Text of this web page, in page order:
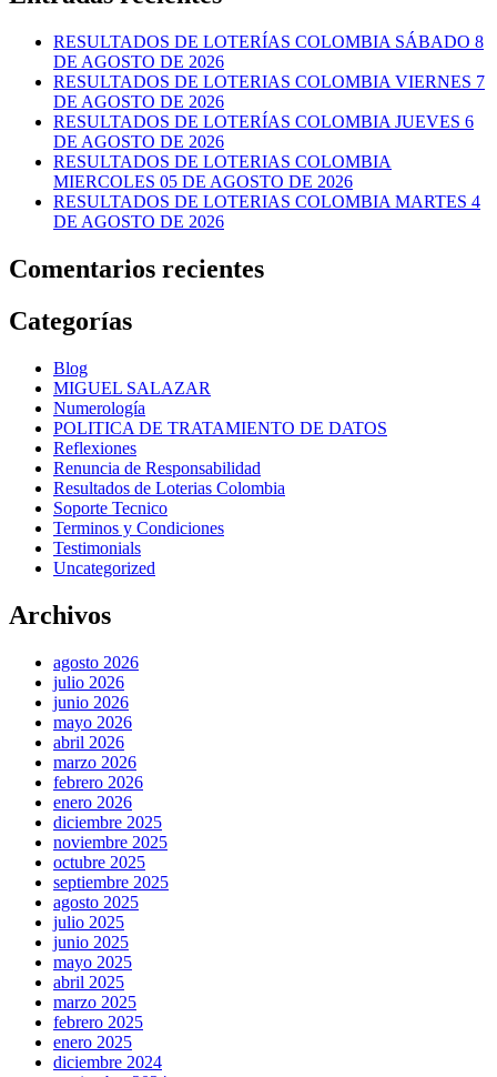
RESULTADOS DE LOTERÍAS COLOMBIA SÁBADO 8
DE AGOSTO DE 2026
RESULTADOS DE LOTERIAS COLOMBIA VIERNES 7
DE AGOSTO DE 2026
RESULTADOS DE LOTERÍAS COLOMBIA JUEVES 6
DE AGOSTO DE 2026
RESULTADOS DE LOTERIAS COLOMBIA
MIERCOLES 05 DE AGOSTO DE 2026
RESULTADOS DE LOTERIAS COLOMBIA MARTES 4
DE AGOSTO DE 2026
Comentarios recientes
Categorías
Blog
MIGUEL SALAZAR
Numerología
POLITICA DE TRATAMIENTO DE DATOS
Reflexiones
Renuncia de Responsabilidad
Resultados de Loterias Colombia
Soporte Tecnico
Terminos y Condiciones
Testimonials
Uncategorized
Archivos
agosto 2026
julio 2026
junio 2026
mayo 2026
abril 2026
marzo 2026
febrero 2026
enero 2026
diciembre 2025
noviembre 2025
octubre 2025
septiembre 2025
agosto 2025
julio 2025
junio 2025
mayo 2025
abril 2025
marzo 2025
febrero 2025
enero 2025
diciembre 2024